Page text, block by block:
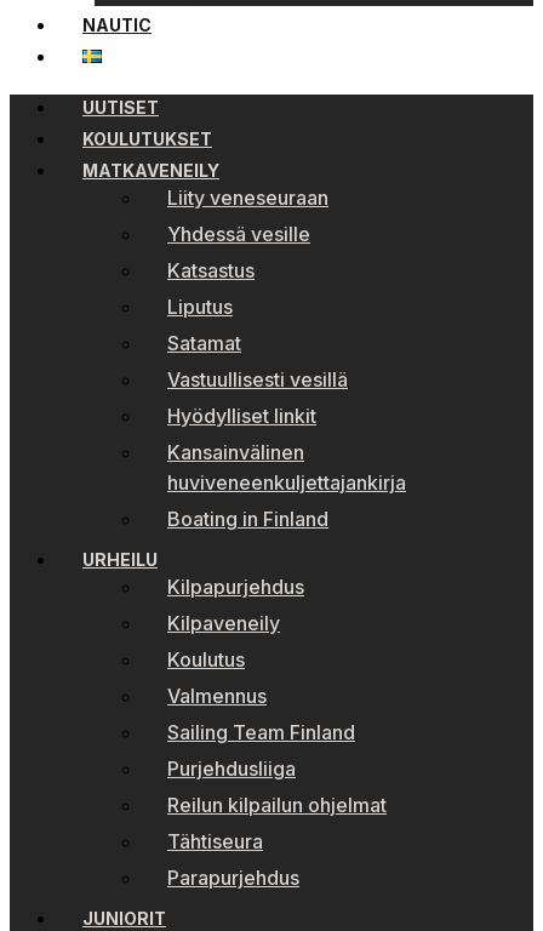
NAUTIC
UUTISET
KOULUTUKSET
MATKAVENEILY
Liity veneseuraan
Yhdessä vesille
Katsastus
Liputus
Satamat
Vastuullisesti vesillä
Hyödylliset linkit
Kansainvälinen
huviveneenkuljettajankirja
Boating in Finland
URHEILU
Kilpapurjehdus
Kilpaveneily
Koulutus
Valmennus
Sailing Team Finland
Purjehdusliiga
Reilun kilpailun ohjelmat
Tähtiseura
Parapurjehdus
JUNIORIT